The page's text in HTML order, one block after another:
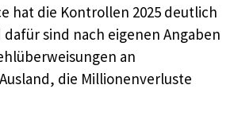
hat die Kontrollen 2025 deutlich
sind nach eigenen Angaben
an
die Millionenverluste